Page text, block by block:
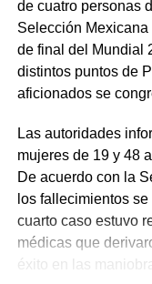
de cuatro personas
Selección
de final del Mundial
distintos puntos de
aficionados se
Las autoridades
mujeres de 19 y 48
De acuerdo con la
los fallecimientos
cuarto caso estuvo
médicas que
éxito en las